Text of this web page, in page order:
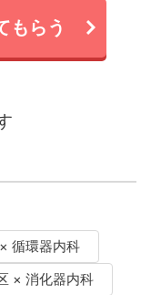
もらう
循環器内科
× 消化器内科